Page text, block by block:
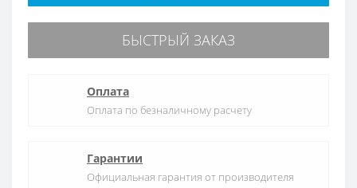
БЫСТРЫЙ ЗАКАЗ
Оплата
Оплата по безналичному расчету
Гарантии
Официальная гарантия от производителя